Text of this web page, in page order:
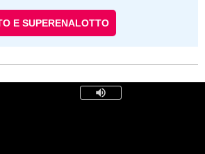
E SUPERENALOTTO